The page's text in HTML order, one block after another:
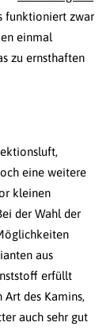
funktioniert zwar
einmal
zu ernsthaften
eine weitere
kleinen
der Wahl der
aus
erfüllt
des Kamins,
auch sehr gut